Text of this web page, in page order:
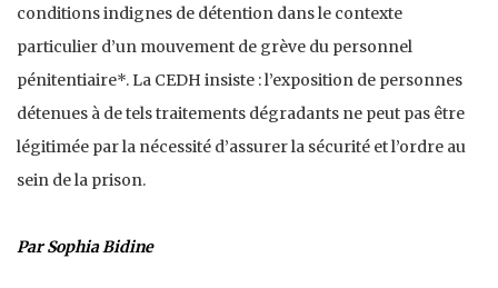
conditions indignes de détention dans le contexte
particulier d’un mouvement de grève du personnel
pénitentiaire*. La CEDH insiste : l’exposition de personnes
détenues à de tels traitements dégradants ne peut pas être
légitimée par la nécessité d’assurer la sécurité et l’ordre au
sein de la prison.
Par Sophia Bidine